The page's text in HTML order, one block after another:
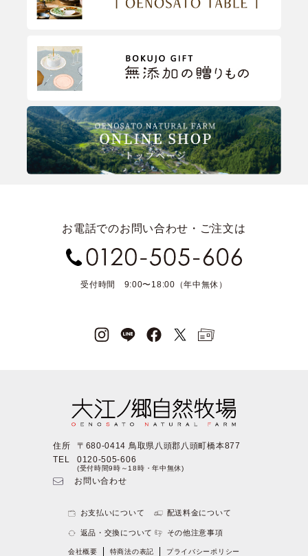
お電話でのお問い合わせ・ご注文は
受付時間 9:00〜18:00（年中無休）
住所
〒680-0414 鳥取県八頭郡八頭町橋本877
TEL
0120-505-606
(受付時間9時～18時・年中無休)
お問い合わせ
お支払いについて 配送料金について
返品・交換について その他注意事項
会社概要 特商法の表記 プライバシーポリシー